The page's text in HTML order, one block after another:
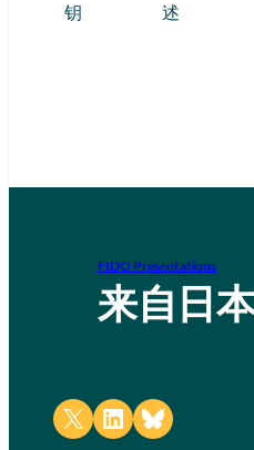
钥
述
FIDO Presentations
来自日
Share on X Share on LinkedIn
Share on Bluesky